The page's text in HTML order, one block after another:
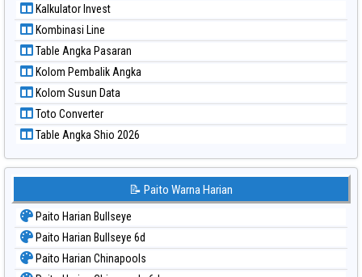
Paito Warna Sydney Lottery 6d
Paito Warna Sydney Lotto
Paito Warna Sydney Pools 6d
Paito Warna Taipei
Paito Warna Taiwan
Kalkulator Invest
Kombinasi Line
Table Angka Pasaran
Kolom Pembalik Angka
Kolom Susun Data
Toto Converter
Table Angka Shio 2026
📝 Paito Warna Harian
Paito Harian Bullseye
Paito Harian Bullseye 6d
Paito Harian Chinapools